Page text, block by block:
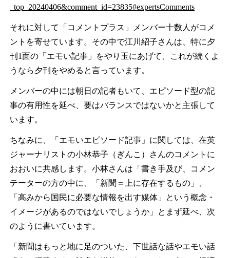
_top_20240406&comment_id=23835#expertsComments
それに対して「コメントプラス」メンバー十数人がコメ
ントを寄せています。その中で江川紹子さんは、特に夕
刊1面の「エモい記事」をやり玉にあげて、これが続くよ
うなら夕刊をやめると言っています。
メンバーの中には朝日の記者もいて、エピソード型の記
事の有用性を延べ、要はバランスではないかと主張して
います。
ちなみに、「エモいエピソード記事」に関しては、在英
ジャーナリストの小林恭子（ぎんこ）さんのコメントに
おおいに共感します。小林さんは「書き手及び、コメン
テーターの方の中に、「新聞＝上に存在するもの」、
「高みから国民に必要な情報を出す媒体」という概念・
イメージがあるのではないでしょうか」とまず延べ、次
のように書いています。
「新聞はもっと地に足のついた、下世話な話やエモい話